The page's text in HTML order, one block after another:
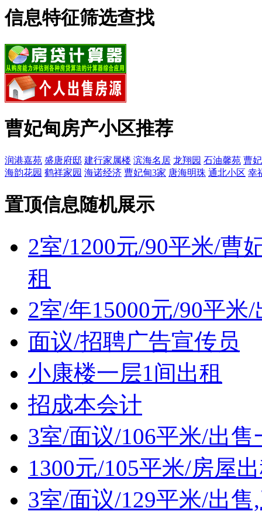
信息特征筛选查找
曹妃甸房产小区推荐
润港嘉苑 盛唐府邸 建行家属楼 滨海名居 龙翔园 石油馨苑 曹
海韵花园 鹤祥家园 海诺经济 曹妃甸3家 唐海明珠 通北小区 幸
置顶信息随机展示
2室/1200元/90平米/曹
租
2室/年15000元/90平
面议/招聘广告宣传员
小康楼一层1间出租
招成本会计
3室/面议/106平米/出
1300元/105平米/房屋
3室/面议/129平米/出